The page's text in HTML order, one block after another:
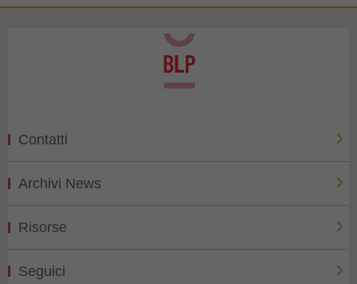
Contatti
Archivi News
Risorse
Seguici